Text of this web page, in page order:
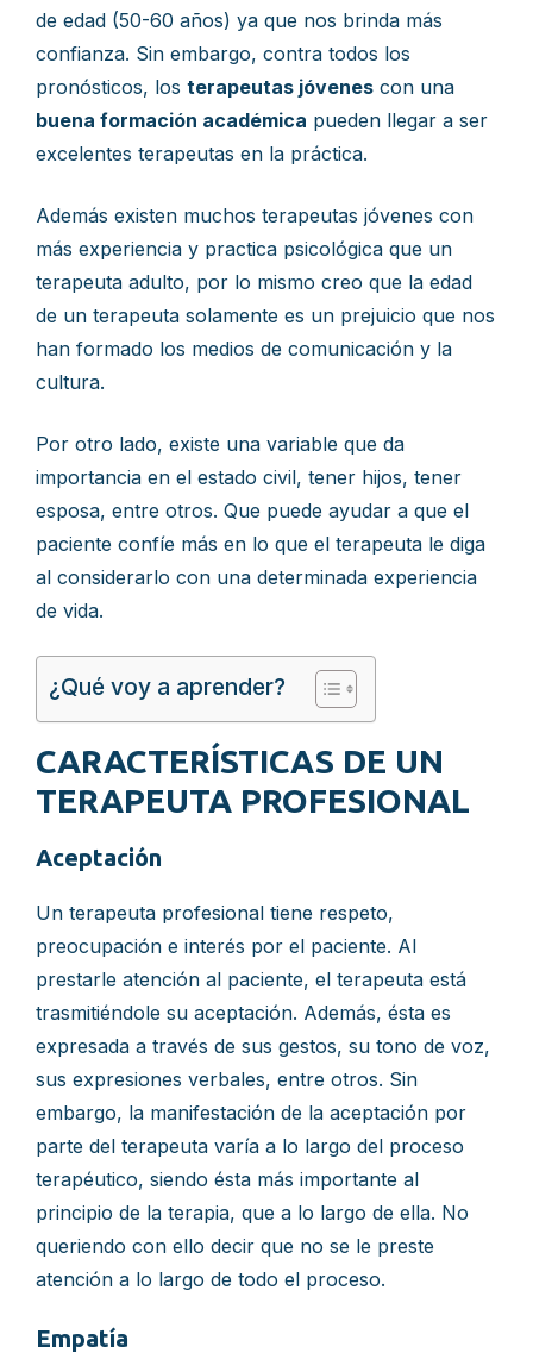
de edad (50-60 años) ya que nos brinda más
confianza. Sin embargo, contra todos los
pronósticos, los terapeutas jóvenes con una
buena formación académica pueden llegar a ser
excelentes terapeutas en la práctica.
Además existen muchos terapeutas jóvenes con
más experiencia y practica psicológica que un
terapeuta adulto, por lo mismo creo que la edad
de un terapeuta solamente es un prejuicio que nos
han formado los medios de comunicación y la
cultura.
Por otro lado, existe una variable que da
importancia en el estado civil, tener hijos, tener
esposa, entre otros. Que puede ayudar a que el
paciente confíe más en lo que el terapeuta le diga
al considerarlo con una determinada experiencia
de vida.
¿Qué voy a aprender?
CARACTERÍSTICAS DE UN
TERAPEUTA PROFESIONAL
Aceptación
Un terapeuta profesional tiene respeto,
preocupación e interés por el paciente. Al
prestarle atención al paciente, el terapeuta está
trasmitiéndole su aceptación. Además, ésta es
expresada a través de sus gestos, su tono de voz,
sus expresiones verbales, entre otros. Sin
embargo, la manifestación de la aceptación por
parte del terapeuta varía a lo largo del proceso
terapéutico, siendo ésta más importante al
principio de la terapia, que a lo largo de ella. No
queriendo con ello decir que no se le preste
atención a lo largo de todo el proceso.
Empatía